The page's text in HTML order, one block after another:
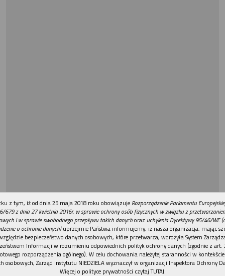
REKLAMA
z tym, iż od dnia 25 maja 2018 roku obowiązuje Rozporządzenie Parlamentu
679 z dnia 27 kwietnia 2016r. w sprawie ochrony osób fizycznych w związku z
i w sprawie swobodnego przepływu takich danychoraz uchylenia Dyrektywy 95/46/WE
o ochronie danych)uprzejmie Państwa informujemy, iż nasza organizacja, mając
bezpieczeństwo danych osobowych, które przetwarza, wdrożyła System
Informacji w rozumieniu odpowiednich polityk ochrony danych (zgodnie z art.
rozporządzenia ogólnego). W celu dochowania należytej staranności w
osobowych, Zarząd Instytutu NIEDZIELA wyznaczył w organizacji Inspektora Ochrony
Więcej o polityce prywatności czytaj TUTAJ.